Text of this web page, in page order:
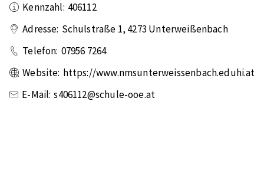
Kennzahl: 406112
Adresse: Schulstraße 1, 4273 Unterweißenbach
Telefon: 07956 7264
Website: https://www.nmsunterweissenbach.eduhi.at
E-Mail: s406112@schule-ooe.at